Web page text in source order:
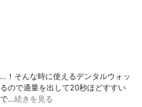
！そんな時に使えるデンタルウォッ
ので適量を出して20秒ほどすすい
…続きを見る